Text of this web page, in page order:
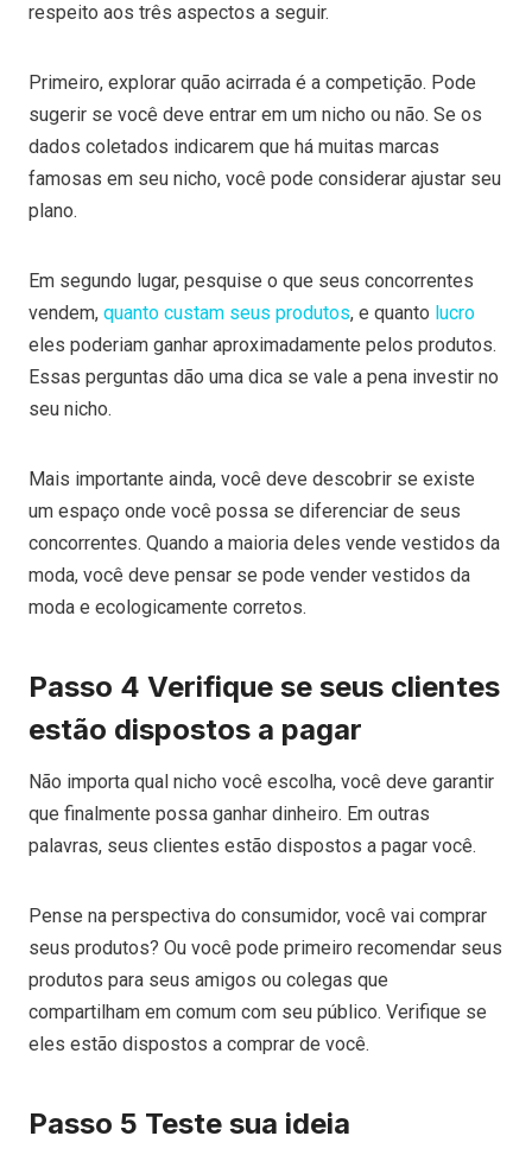
respeito aos três aspectos a seguir.
Primeiro, explorar quão acirrada é a competição. Pode
sugerir se você deve entrar em um nicho ou não. Se os
dados coletados indicarem que há muitas marcas
famosas em seu nicho, você pode considerar ajustar seu
plano.
Em segundo lugar, pesquise o que seus concorrentes
vendem, quanto custam seus produtos, e quanto lucro
eles poderiam ganhar aproximadamente pelos produtos.
Essas perguntas dão uma dica se vale a pena investir no
seu nicho.
Mais importante ainda, você deve descobrir se existe
um espaço onde você possa se diferenciar de seus
concorrentes. Quando a maioria deles vende vestidos da
moda, você deve pensar se pode vender vestidos da
moda e ecologicamente corretos.
Passo 4 Verifique se seus clientes
estão dispostos a pagar
Não importa qual nicho você escolha, você deve garantir
que finalmente possa ganhar dinheiro. Em outras
palavras, seus clientes estão dispostos a pagar você.
Pense na perspectiva do consumidor, você vai comprar
seus produtos? Ou você pode primeiro recomendar seus
produtos para seus amigos ou colegas que
compartilham em comum com seu público. Verifique se
eles estão dispostos a comprar de você.
Passo 5 Teste sua ideia